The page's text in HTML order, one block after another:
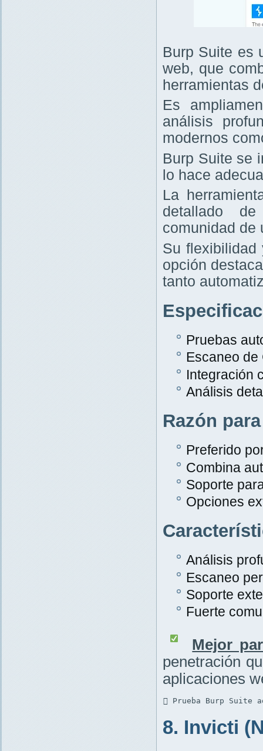
Burp Suite es
web, que
herramientas
Es
análisis
modernos
Burp Suite se
lo hace
La
detallado
comunidad de
Su flexibilidad
opción
tanto
Pruebas
Escaneo de
Integración
Análisis
Razón
Preferido
Combina
Soporte
Opciones
Análisis
Escaneo
Soporte
Fuerte
Mejor
penetración
aplicaciones
 Prueba Burp Suite
8. Invicti